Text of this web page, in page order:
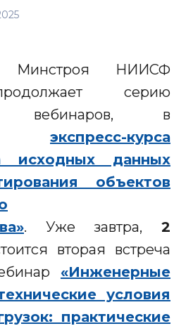
Минстроя НИИСФ
серию
вебинаров, в
экспресс-курса
исходных данных
объектов
. Уже завтра, 2
вторая встреча
«Инженерные
условия
практические